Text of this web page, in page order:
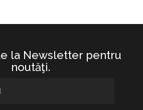
la Newsletter pentru
noutăţi.